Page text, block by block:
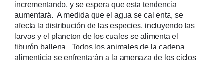
incrementando, y se espera que esta tendencia
aumentará. A medida que el agua se calienta, se
afecta la distribución de las especies, incluyendo las
larvas y el plancton de los cuales se alimenta el
tiburón ballena. Todos los animales de la cadena
alimenticia se enfrentarán a la amenaza de los ciclos